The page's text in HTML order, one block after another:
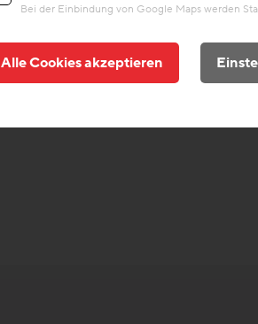
Bei der Einbindung von Google Maps werden
Alle Cookies akzeptieren